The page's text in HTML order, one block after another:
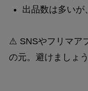
出品数は多いが
⚠️ SNSやフリマア
の元。避けましょう